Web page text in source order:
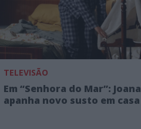
TELEVISÃO
Em “Senhora do Mar”: Joana
apanha novo susto em casa